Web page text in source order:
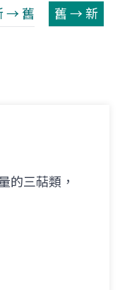
→ 舊 舊 → 新
的三萜類，